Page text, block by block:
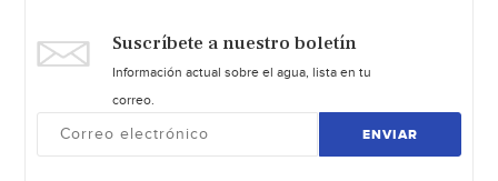
Suscríbete a nuestro boletín
Información actual sobre el agua, lista en tu
correo.
ENVIAR